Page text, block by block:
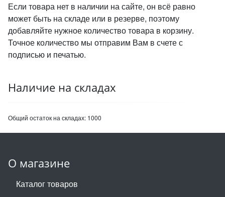
Если товара нет в наличии на сайте, он всё равно
может быть на складе или в резерве, поэтому
добавляйте нужное количество товара в корзину.
Точное количество мы отправим Вам в счете с
подписью и печатью.
Наличие на складах
Общий остаток на складах: 1000
О магазине
Каталог товаров